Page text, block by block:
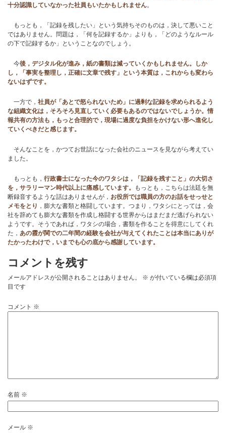
十分認識していなかった社員もいたかもしれません。
もっとも，「記録を残したい」という気持ちそのものは，決して悪いこと
ではありません。問題は，「何を記録するか」よりも，「どのようなルール
の下で記録するか」ということなのでしょう。
今後，デジタル化が進み，紙の書類は減っていくかもしれません。しか
し，「事実を整理し，正確に文章で残す」という本質は，これからも変わら
ないはずです。
一方で， 社員が「あとで怒られないため」に過剰な記録を求められるよう
な組織文化は，そろそろ見直していく必要もあるのではないでしょうか。情
報共有の方法も，もっと合理的で，現場に過度な負担をかけない形へ進化し
ていくべきだと感じます。
そんなことを，かつてお世話になった会社のニュースを見ながら考えてい
ました。
もっとも， 行政書士になった今のワタシは，「記録を残すこと」の大切さ
を，サラリーマン時代以上に痛感しています。
もっとも，こちらは法廷を無
断録音するような話はありませんが， お役所では職員の方のお話をせっせと
メモをとり ，膨大な書類と格闘しています。つまり，ワタシにとっては，会
社を辞めても膨大な書類を作成し格闘する世界からはまだまだ逃げられない
ようです。そうであれば，ワタシの場合，書類を作ることを得意にしてくれ
た， あの霞が関での二年間の経験を会社が与えてくれたことは本当にありが
たかったわけで，いまでも心の底から感謝しています。
コメントを残す
メールアドレスが公開されることはありません。 ※ が付いている欄は必須項
目です
コメント ※
名前 ※
メール ※